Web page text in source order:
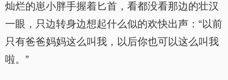
灿烂的崽小胖手握着匕首，看都没看那边的壮汉
一眼，只边转身边想起什么似的欢快出声：“以前
只有爸爸妈妈这么叫我，以后你也可以这么叫我
啦。”